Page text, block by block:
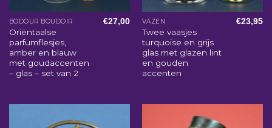
BODOUR BOUDOIR
Oriëntaalse
parfumflesjes,
amber en blauw
met goudaccenten
– glas – set van 2
€27,00 VAZEN
Twee vaasjes
turquoise en grijs
glas met glazen lint
en gouden
accenten
€23,95